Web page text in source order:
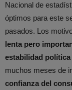
Nacional de
óptimos para este
pasados. Los
lenta pero
estabilidad política
muchos meses de
confianza del